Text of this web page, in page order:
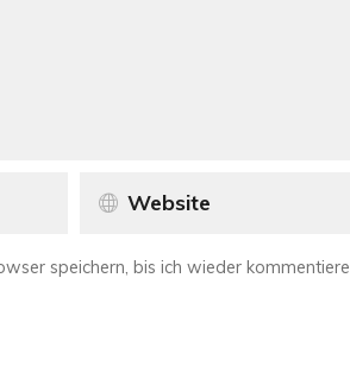
speichern, bis ich wieder kommentiere.